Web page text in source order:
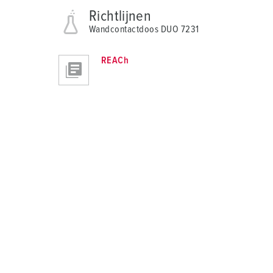
Richtlijnen
Wandcontactdoos DUO 7231
REACh